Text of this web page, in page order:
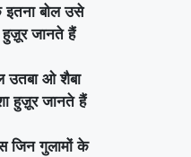
इतना बोल उसे
जानते हैं
उतबा ओ शैबा
हुज़ूर जानते हैं
जिन गुलामों के